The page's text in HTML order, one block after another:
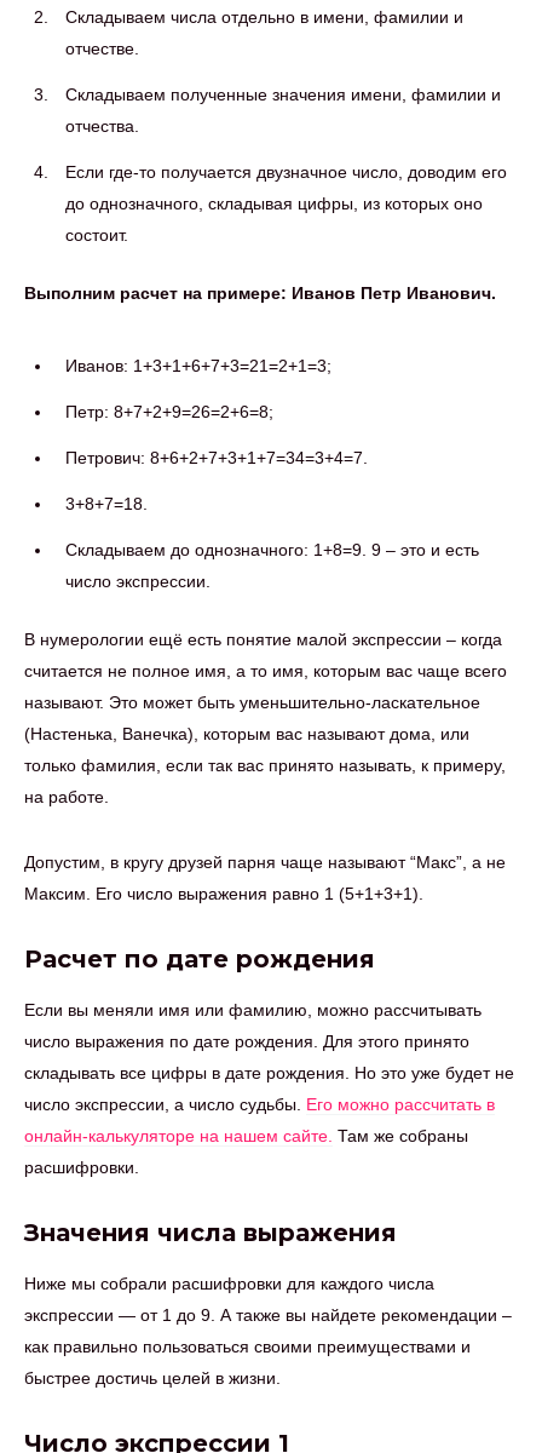
Складываем числа отдельно в имени, фамилии и
отчестве.
Складываем полученные значения имени, фамилии и
отчества.
Если где-то получается двузначное число, доводим его
до однозначного, складывая цифры, из которых оно
состоит.
Выполним расчет на примере: Иванов Петр Иванович.
Иванов: 1+3+1+6+7+3=21=2+1=3;
Петр: 8+7+2+9=26=2+6=8;
Петрович: 8+6+2+7+3+1+7=34=3+4=7.
3+8+7=18.
Складываем до однозначного: 1+8=9. 9 – это и есть
число экспрессии.
В нумерологии ещё есть понятие малой экспрессии – когда
считается не полное имя, а то имя, которым вас чаще всего
называют. Это может быть уменьшительно-ласкательное
(Настенька, Ванечка), которым вас называют дома, или
только фамилия, если так вас принято называть, к примеру,
на работе.
Допустим, в кругу друзей парня чаще называют “Макс”, а не
Максим. Его число выражения равно 1 (5+1+3+1).
Расчет по дате рождения
Если вы меняли имя или фамилию, можно рассчитывать
число выражения по дате рождения. Для этого принято
складывать все цифры в дате рождения. Но это уже будет не
число экспрессии, а число судьбы. Его можно рассчитать в
онлайн-калькуляторе на нашем сайте. Там же собраны
расшифровки.
Значения числа выражения
Ниже мы собрали расшифровки для каждого числа
экспрессии — от 1 до 9. А также вы найдете рекомендации –
как правильно пользоваться своими преимуществами и
быстрее достичь целей в жизни.
Число экспрессии 1